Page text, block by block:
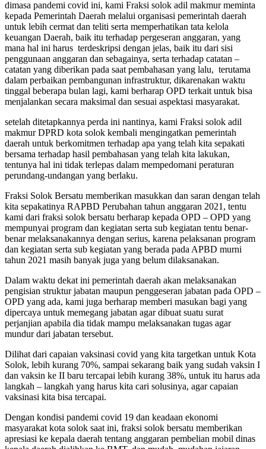
dimasa pandemi covid ini, kami Fraksi solok adil makmur meminta
kepada Pemerintah Daerah melalui organisasi pemerintah daerah
untuk lebih cermat dan teliti serta memperhatikan tata kelola
keuangan Daerah, baik itu terhadap pergeseran anggaran, yang
mana hal ini harus terdeskripsi dengan jelas, baik itu dari sisi
penggunaan anggaran dan sebagainya, serta terhadap catatan –
catatan yang diberikan pada saat pembahasan yang lalu, terutama
dalam perbaikan pembangunan infrastruktur, dikarenakan waktu
tinggal beberapa bulan lagi, kami berharap OPD terkait untuk bisa
menjalankan secara maksimal dan sesuai aspektasi masyarakat.
setelah ditetapkannya perda ini nantinya, kami Fraksi solok adil
makmur DPRD kota solok kembali mengingatkan pemerintah
daerah untuk berkomitmen terhadap apa yang telah kita sepakati
bersama terhadap hasil pembahasan yang telah kita lakukan,
tentunya hal ini tidak terlepas dalam mempedomani peraturan
perundang-undangan yang berlaku.
Fraksi Solok Bersatu memberikan masukkan dan saran dengan telah
kita sepakatinya RAPBD Perubahan tahun anggaran 2021, tentu
kami dari fraksi solok bersatu berharap kepada OPD – OPD yang
mempunyai program dan kegiatan serta sub kegiatan tentu benar-
benar melaksanakannya dengan serius, karena pelaksanan program
dan kegiatan serta sub kegiatan yang berada pada APBD murni
tahun 2021 masih banyak juga yang belum dilaksanakan.
Dalam waktu dekat ini pemerintah daerah akan melaksanakan
pengisian struktur jabatan maupun penggeseran jabatan pada OPD –
OPD yang ada, kami juga berharap memberi masukan bagi yang
dipercaya untuk memegang jabatan agar dibuat suatu surat
perjanjian apabila dia tidak mampu melaksanakan tugas agar
mundur dari jabatan tersebut.
Dilihat dari capaian vaksinasi covid yang kita targetkan untuk Kota
Solok, lebih kurang 70%, sampai sekarang baik yang sudah vaksin I
dan vaksin ke II baru tercapai lebih kurang 38%, untuk itu harus ada
langkah – langkah yang harus kita cari solusinya, agar capaian
vaksinasi kita bisa tercapai.
Dengan kondisi pandemi covid 19 dan keadaan ekonomi
masyarakat kota solok saat ini, fraksi solok bersatu memberikan
apresiasi ke kepala daerah tentang anggaran pembelian mobil dinas